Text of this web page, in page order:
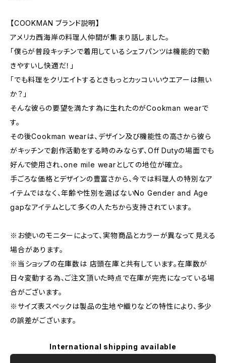
【COOKMAN ブランド説明】
アメリカ西海岸の料理人仲間が集まり話しました。
「僕らが普段キッチンで着用しているシェフパンツは機能的で動
きやすいし快適だ！」
「でも料理をクリエイトするときもっとカッコいいウエアーは無い
か？」
そんな彼らの要望を満たす為に生れたのがCookman wearで
す。
その後Cookman wearは、デザイン及び機能性の高さから彼ら
がキッチンで創作活動をする時のみならず、Off Dutyの場面でも
好んで使用され、one mile wearとしての地位が確立。
手ごろな価格とデザインの豊富さから、今では料理人の特別なア
イテムではなく、年齢や性別を選ばないNo Gender and Age
gapなアイテムとして多くの人たちから支持されています。
※お使いのモニターによって、実物商品とカラーが異なって見える
場合があります。
※当ショップの在庫数は 店頭在庫と共有しています。在庫数が
日々変動する為、ご注文頂いた時点で在庫が完売になっている場
合がございます。
※サイズ表スペックは製品の生地や織りなどの特性により、多少
の誤差がございます。
International shipping available